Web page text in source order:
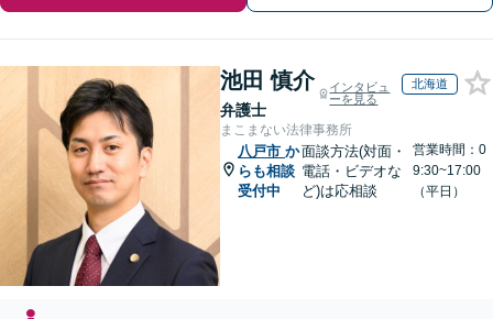
池田 慎介
弁護士
インタビュ
ーを見る
北海道
まこまない法律事務所
八戸市 か
らも相談
受付中
面談方法(対面・
電話・ビデオな
ど)は応相談
営業時間：0
9:30~17:00
（平日）